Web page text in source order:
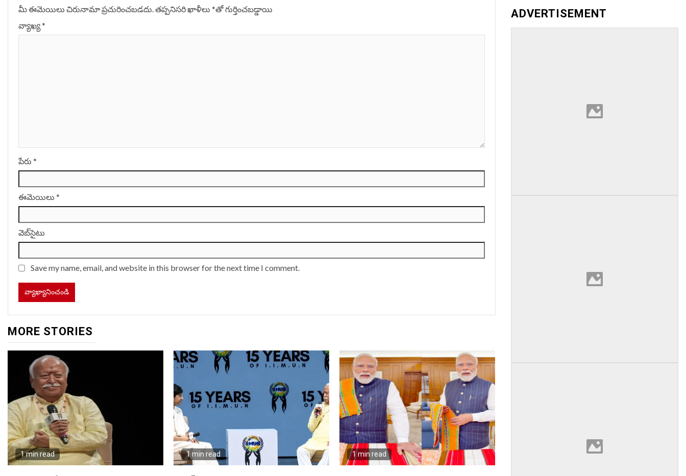
మీ ఈమెయిలు చిరునామా ప్రచురించబడదు.తప్పనిసరి ఖాళీలు *‌తో గుర్తించబడ్డాయి
వ్యాఖ్య*
పేరు *
ఈమెయిలు *
వెబ్‌సైటు
Save my name, email, and website in this browser for the next time I comment.
MORE STORIES
1 min read 1 min read 1 min read
ADVERTISEMENT